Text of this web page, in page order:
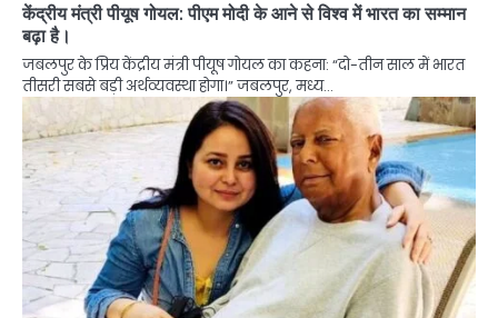
केंद्रीय मंत्री पीयूष गोयल: पीएम मोदी के आने से विश्व में भारत का सम्मान
बढ़ा है।
जबलपुर के प्रिय केंद्रीय मंत्री पीयूष गोयल का कहना: “दो-तीन साल में भारत
तीसरी सबसे बड़ी अर्थव्यवस्था होगा।” जबलपुर, मध्य…